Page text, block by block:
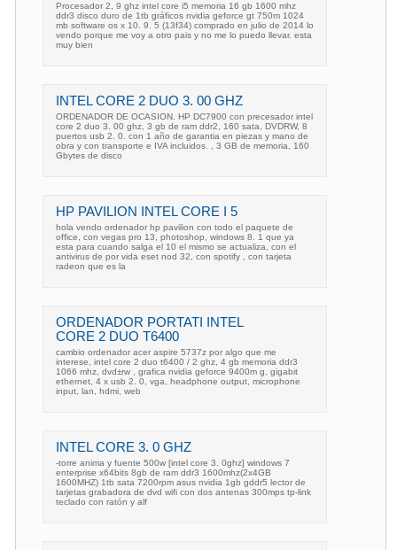
Procesador 2, 9 ghz intel core i5 memoria 16 gb 1600 mhz
ddr3 disco duro de 1tb gráficos nvidia geforce gt 750m 1024
mb software os x 10. 9. 5 (13f34) comprado en julio de 2014 lo
vendo porque me voy a otro pais y no me lo puedo llevar. esta
muy bien
INTEL CORE 2 DUO 3. 00 GHZ
ORDENADOR DE OCASION. HP DC7900 con precesador intel
core 2 duo 3. 00 ghz, 3 gb de ram ddr2, 160 sata, DVDRW, 8
puertos usb 2. 0. con 1 año de garantia en piezas y mano de
obra y con transporte e IVA incluidos. , 3 GB de memoria, 160
Gbytes de disco
HP PAVILION INTEL CORE I 5
hola vendo ordenador hp pavilion con todo el paquete de
office, con vegas pro 13, photoshop, windows 8. 1 que ya
esta para cuando salga el 10 el mismo se actualiza, con el
antivirus de por vida eset nod 32, con spotify , con tarjeta
radeon que es la
ORDENADOR PORTATI INTEL
CORE 2 DUO T6400
cambio ordenador acer aspire 5737z por algo que me
interese, intel core 2 duo t6400 / 2 ghz, 4 gb memoria ddr3
1066 mhz, dvd±rw , grafica nvidia geforce 9400m g, gigabit
ethernet, 4 x usb 2. 0, vga, headphone output, microphone
input, lan, hdmi, web
INTEL CORE 3. 0 GHZ
-torre anima y fuente 500w [intel core 3. 0ghz] windows 7
enterprise x64bits 8gb de ram ddr3 1600mhz(2x4GB
1600MHZ) 1tb sata 7200rpm asus nvidia 1gb gddr5 lector de
tarjetas grabadora de dvd wifi con dos antenas 300mps tp-link
teclado con ratón y alf